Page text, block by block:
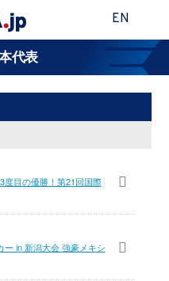
EN
代表
度目の優勝！第21回国際
ー in 新潟大会 強豪メキシ